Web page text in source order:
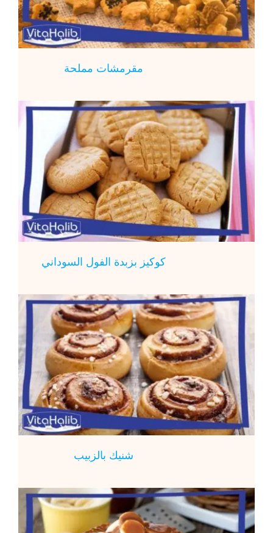
مقرمشات مملحة
كوكيز بزبدة الفول السوداني
شنيك بالزبيب